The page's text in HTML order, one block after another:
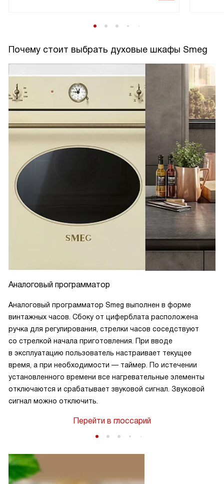
Почему стоит выбрать духовые шкафы Smeg
Аналоговый программатор
Аналоговый программатор Smeg выполнен в форме
винтажных часов. Сбоку от циферблата расположена
ручка для регулирования, стрелки часов соседствуют
со стрелкой начала приготовления. При вводе
в эксплуатацию пользователь настраивает текущее
время, а при необходимости — таймер. По истечении
установленного времени все нагревательные элементы
отключаются и срабатывает звуковой сигнал. Звуковой
сигнал можно отключить.
Перейти в глоссарий